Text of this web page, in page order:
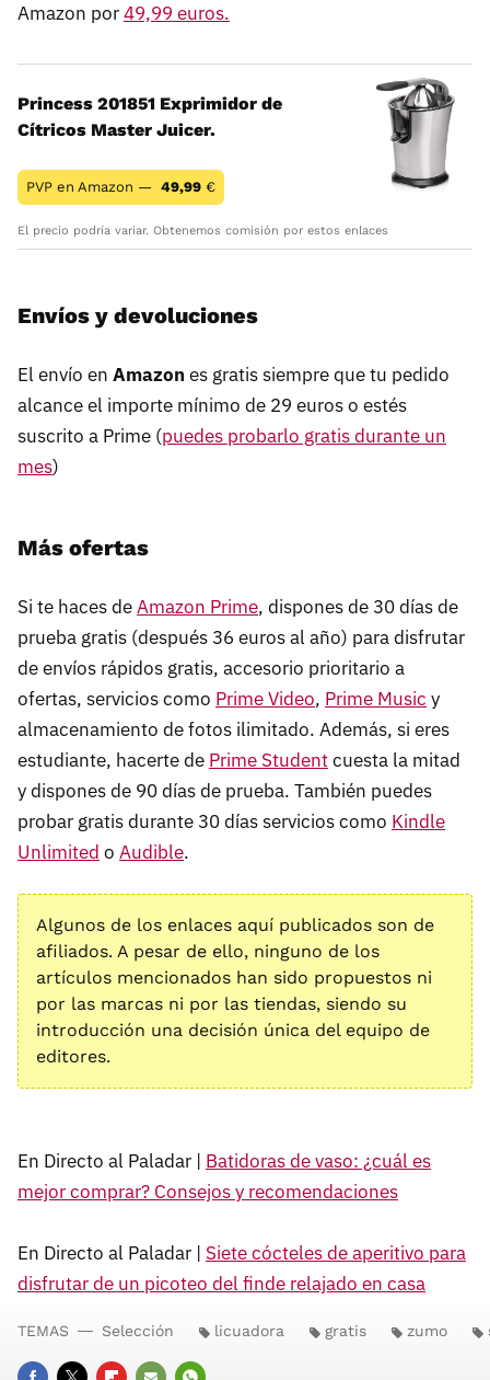
Amazon por49,99 euros.
Princess 201851 Exprimidor de
Cítricos Master Juicer.
PVP en Amazon — 49,99 €
El precio podría variar. Obtenemos comisión por estos enlaces
Envíos y devoluciones
El envío en Amazon es gratis siempre que tu pedido
alcance el importe mínimo de 29 euros o estés
suscrito a Prime (puedes probarlo gratis durante un
mes)
Más ofertas
Si te haces deAmazon Prime, dispones de 30 días de
prueba gratis (después 36 euros al año) para disfrutar
de envíos rápidos gratis, accesorio prioritario a
ofertas, servicios como Prime Video, Prime Music y
almacenamiento de fotos ilimitado. Además, si eres
estudiante, hacerte de Prime Studentcuesta la mitad
y dispones de 90 días de prueba. También puedes
probar gratis durante 30 días servicios como Kindle
Unlimited o Audible.
Algunos de los enlaces aquí publicados son de
afiliados. A pesar de ello, ninguno de los
artículos mencionados han sido propuestos ni
por las marcas ni por las tiendas, siendo su
introducción una decisión única del equipo de
editores.
En Directo al Paladar | Batidoras de vaso: ¿cuál es
mejor comprar? Consejos y recomendaciones
En Directo al Paladar | Siete cócteles de aperitivo para
disfrutar de un picoteo del finde relajado en casa
TEMAS Selección licuadora gratis zumo